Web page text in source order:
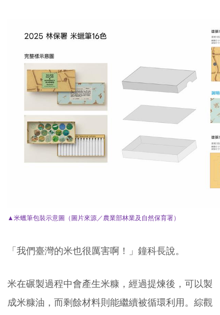
▲米蠟筆包裝示意圖 （圖片來源／農業部林業及自然保育署）
「我們臺灣的米也很厲害啊！」鐘科長說。
米在碾製過程中會產生米糠，經過提煉後，可以製
成米糠油，而剩餘材料則能繼續被循環利用。綜觀